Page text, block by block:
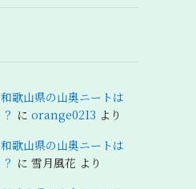
歌山県の山奥ニートは
に orange0213 より
歌山県の山奥ニートは
に 雪月風花 より